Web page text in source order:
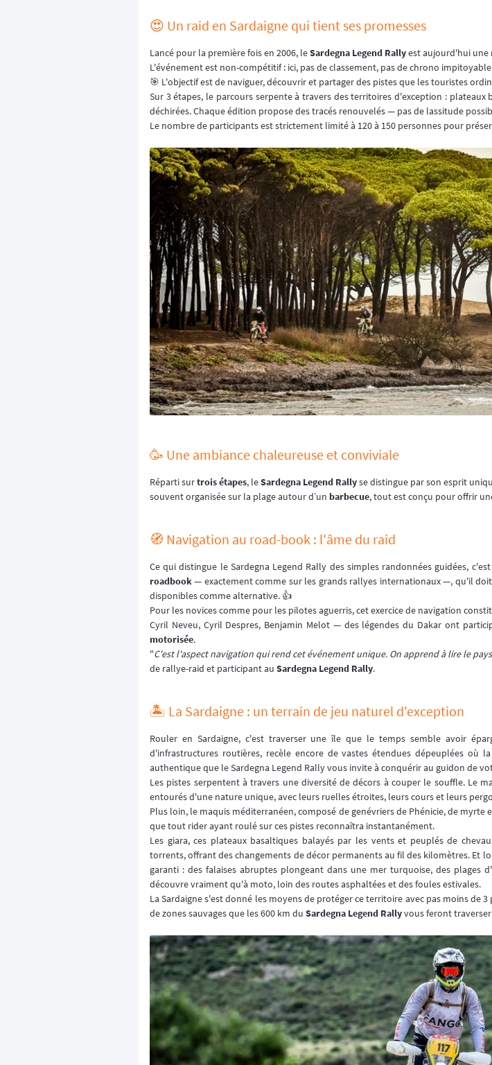
😍 Un raid en Sardaigne qui tient ses promesses
Lancé pour la première fois en 2006, leSardegna Legend Rallyest aujourd'hui une
L'événement est non-compétitif : ici, pas de classement, pas de chrono
🎯 L'objectif est de naviguer, découvrir et partager des pistes que les touristes
Sur 3 étapes, le parcours serpente à travers des territoires d'exception :
déchirées. Chaque édition propose des tracés renouvelés — pas de lassitude
Le nombre de participants est strictement limité à 120 à 150 personnes pour
🥳 Une ambiance chaleureuse et conviviale
Réparti surtrois étapes, leSardegna Legend Rallyse distingue par son esprit
souvent organisée sur la plage autour d’un barbecue, tout est conçu pour offrir
🧭 Navigation au road-book : l'âme du raid
Ce qui distingue le Sardegna Legend Rally des simples randonnées guidées,
roadbook— exactement comme sur les grands rallyes internationaux —, qu'il
disponibles comme alternative. 👍
Pour les novices comme pour les pilotes aguerris, cet exercice de navigation
Cyril Neveu, Cyril Despres, Benjamin Melot — des légendes du Dakar ont
motorisée.
"C'est l'aspect navigation qui rend cet événement unique. On apprend à lire le
de rallye-raid et participant au Sardegna Legend Rally.
🏝️ La Sardaigne : un terrain de jeu naturel d'exception
Rouler en Sardaigne, c'est traverser une île que le temps semble avoir
d'infrastructures routières, recèle encore de vastes étendues dépeuplées où
authentique que le Sardegna Legend Rally vous invite à conquérir au guidon de
Les pistes serpentent à travers une diversité de décors à couper le souffle. Le
entourés d'une nature unique, avec leurs ruelles étroites, leurs cours et leurs
Plus loin, le maquis méditerranéen, composé de genévriers de Phénicie, de
que tout rider ayant roulé sur ces pistes reconnaîtra instantanément.
Les giara, ces plateaux basaltiques balayés par les vents et peuplés de
torrents, offrant des changements de décor permanents au fil des kilomètres. Et
garanti : des falaises abruptes plongeant dans une mer turquoise, des
découvre vraiment qu'à moto, loin des routes asphaltées et des foules estivales.
La Sardaigne s'est donné les moyens de protéger ce territoire avec pas moins de
de zones sauvages que les 600 km du Sardegna Legend Rallyvous feront